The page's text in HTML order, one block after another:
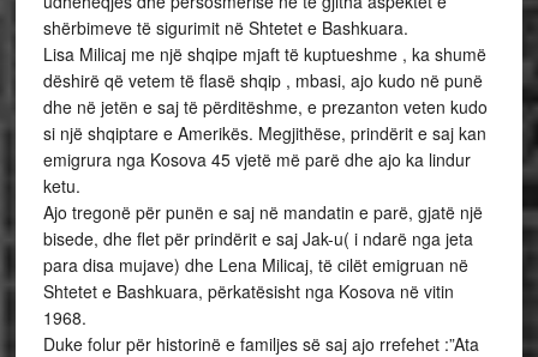
shërbimeve të sigurimit në Shtetet e Bashkuara.
Lisa Milicaj me një shqipe mjaft të kuptueshme , ka shumë
dëshirë që vetem të flasë shqip , mbasi, ajo kudo në punë
dhe në jetën e saj të përditëshme, e prezanton veten kudo
si një shqiptare e Amerikës. Megjithëse, prindërit e saj kan
emigrura nga Kosova 45 vjetë më parë dhe ajo ka lindur
ketu.
Ajo tregonë për punën e saj në mandatin e parë, gjatë një
bisede, dhe flet për prindërit e saj Jak-u( i ndarë nga jeta
para disa mujave) dhe Lena Milicaj, të cilët emigruan në
Shtetet e Bashkuara, përkatësisht nga Kosova në vitin
1968.
Duke folur për historinë e familjes së saj ajo rrefehet :”Ata